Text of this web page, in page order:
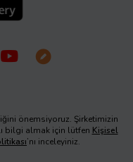
önemsiyoruz. Şirketimizin
bilgi almak için lütfen Kişisel
’nı inceleyiniz.